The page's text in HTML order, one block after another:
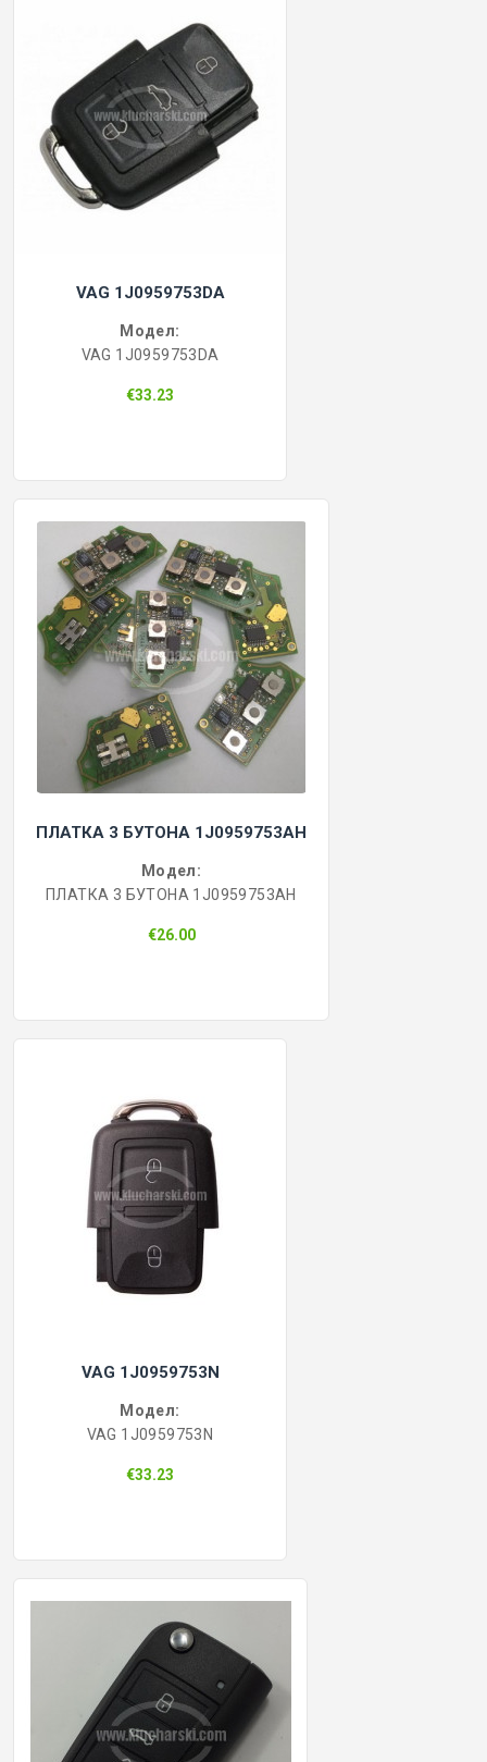
VAG 1J0959753DA
Модел:
VAG 1J0959753DA
€33.23
ПЛАТКА 3 БУТОНА 1J0959753AH
Модел:
ПЛАТКА 3 БУТОНА 1J0959753AH
€26.00
VAG 1J0959753N
Модел:
VAG 1J0959753N
€33.23